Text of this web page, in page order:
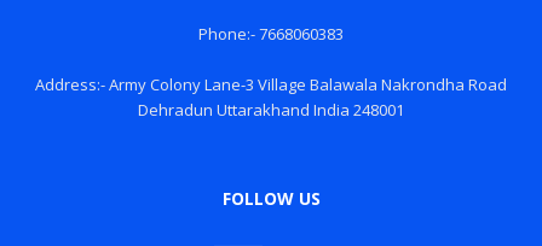
Phone:- 7668060383
Address:- Army Colony Lane-3 Village Balawala Nakrondha Road
Dehradun Uttarakhand India 248001
FOLLOW US